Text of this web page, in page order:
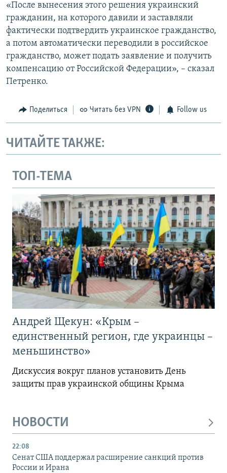
«После вынесения этого решения украинский
гражданин, на которого давили и заставляли
фактически подтвердить украинское гражданство,
а потом автоматически переводили в российское
гражданство, может подать заявление и получить
компенсацию от Российской Федерации», – сказал
Петренко.
Поделиться Читать без VPN Follow us
ЧИТАЙТЕ ТАКЖЕ:
ТОП-ТЕМА
Андрей Щекун: «Крым –
единственный регион, где украинцы –
меньшинство»
Дискуссия вокруг планов установить День
защиты прав украинской общины Крыма
НОВОСТИ
22:08
Сенат США поддержал расширение санкций против
России и Ирана